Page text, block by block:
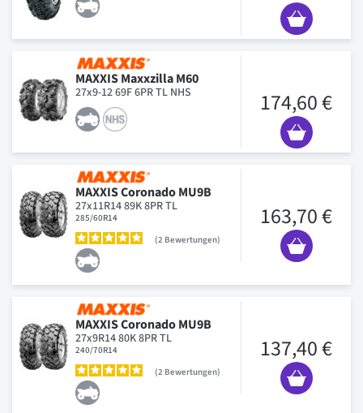
MAXXIS Maxxzilla M60
27x9-12 69F 6PR TL NHS 174,60 €
MAXXIS Coronado MU9B
27x11R14 89K 8PR TL
285/60R14
2 Bewertungen
163,70 €
MAXXIS Coronado MU9B
27x9R14 80K 8PR TL
240/70R14
2 Bewertungen
137,40 €